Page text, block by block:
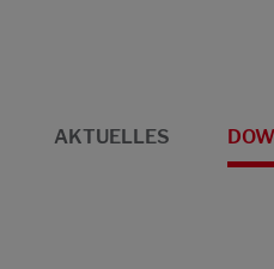
AKTUELLES